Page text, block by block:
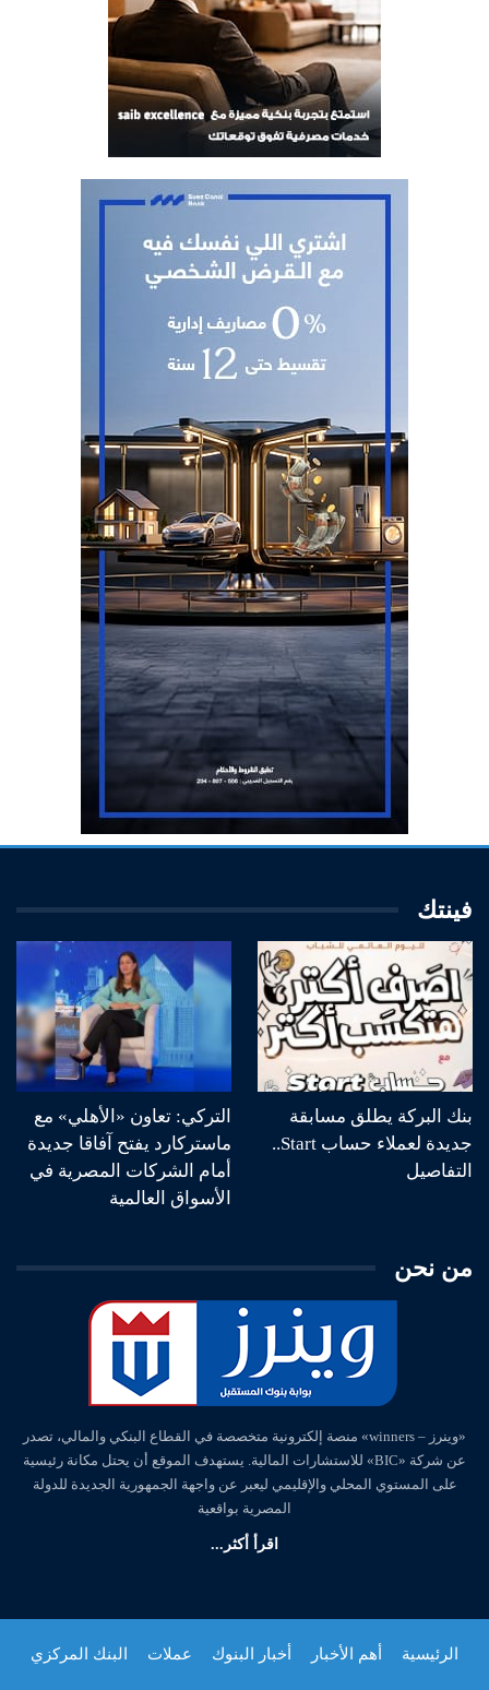
فينتك
بنك البركة يطلق مسابقة
جديدة لعملاء حساب Start..
التفاصيل
التركي: تعاون «الأهلي» مع
ماستركارد يفتح آفاقا جديدة
أمام الشركات المصرية في
الأسواق العالمية
من نحن
«وينرز – winners» منصة إلكترونية متخصصة في القطاع البنكي والمالي، تصدر
عن شركة «BIC» للاستشارات المالية. يستهدف الموقع أن يحتل مكانة رئيسية
على المستوي المحلي والإقليمي ليعبر عن واجهة الجمهورية الجديدة للدولة
المصرية بواقعية
اقرأ أكثر...
الرئيسية أهم الأخبار أخبار البنوك عملات البنك المركزي